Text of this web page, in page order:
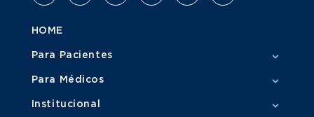
HOME
Para Pacientes
Para Médicos
Institucional